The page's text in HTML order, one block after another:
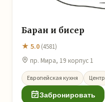
Баран и бисер
★ 5.0 (4581)
пр. Мира, 19 корпус 1
Европейская кухня Центр
Забронировать